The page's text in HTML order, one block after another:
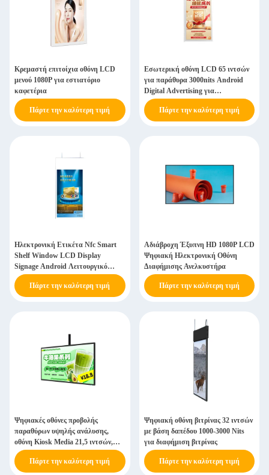
Κρεμαστή επιτοίχια οθόνη LCD
μενού 1080P για εστιατόριο
καφετέρια
Πάρτε την καλύτερη τιμή
Εσωτερική οθόνη LCD 65 ιντσών
για παράθυρα 3000nits Android
Digital Advertising για
καταστήματα
Πάρτε την καλύτερη τιμή
Ηλεκτρονική Ετικέτα Nfc Smart
Shelf Window LCD Display
Signage Android Λειτουργικό
Σύστημα
Πάρτε την καλύτερη τιμή
Αδιάβροχη Έξυπνη HD 1080P LCD
Ψηφιακή Ηλεκτρονική Οθόνη
Διαφήμισης Ανελκυστήρα
Πάρτε την καλύτερη τιμή
Ψηφιακές οθόνες προβολής
παραθύρων υψηλής ανάλυσης,
οθόνη Kiosk Media 21,5 ιντσών,
επιτοίχια
Πάρτε την καλύτερη τιμή
Ψηφιακή οθόνη βιτρίνας 32 ιντσών
με βάση δαπέδου 1000-3000 Nits
για διαφήμιση βιτρίνας
Πάρτε την καλύτερη τιμή